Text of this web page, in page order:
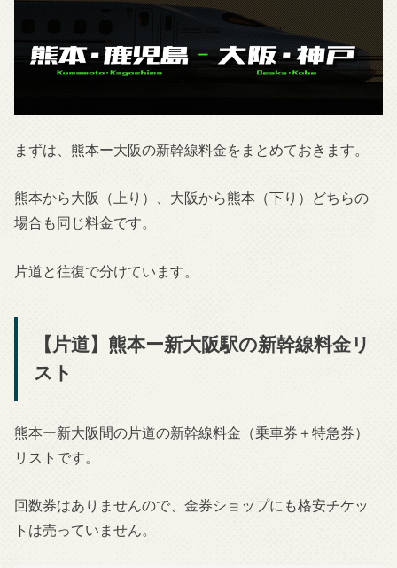
まずは、熊本ー大阪の新幹線料金をまとめておきます。
熊本から大阪（上り）、大阪から熊本（下り）どちらの
場合も同じ料金です。
片道と往復で分けています。
【片道】熊本ー新大阪駅の新幹線料金リ
スト
熊本ー新大阪間の片道の新幹線料金（乗車券＋特急券）
リストです。
回数券はありませんので、金券ショップにも格安チケッ
トは売っていません。